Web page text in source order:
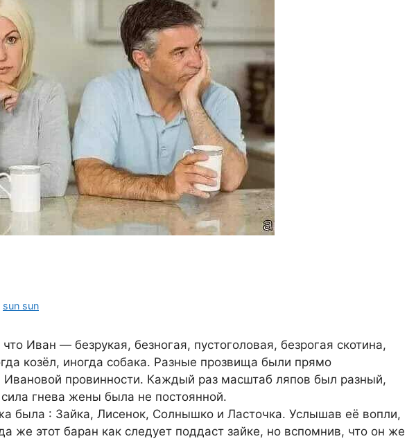
sun sun
Иван — безрукая, безногая, пустоголовая, безрогая скотина,
козёл, иногда собака. Разные прозвища были прямо
Ивановой провинности. Каждый раз масштаб ляпов был разный,
сила гнева жены была не постоянной.
была : Зайка, Лисенок, Солнышко и Ласточка. Услышав её вопли,
же этот баран как следует поддаст зайке, но вспомнив, что он же